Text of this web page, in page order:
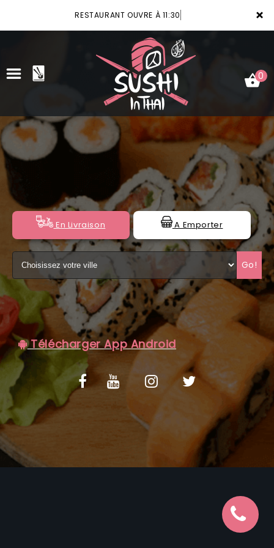
×
RESTAURANT OUVRE À 11:30
ACCUEIL
VOTRE COMPTE
NOTRE RESTAURANT
VOS AVIS
MENTIONS LÉGALES
C.G.V
0
En Livraison A Emporter
Go!
Télécharger App Android